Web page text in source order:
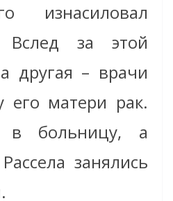
изнасиловал
Вслед за этой
другая – врачи
его матери рак.
в больницу, а
занялись